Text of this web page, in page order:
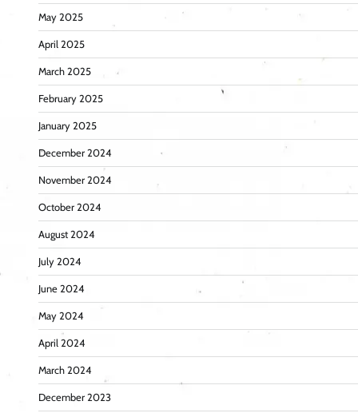
May 2025
April 2025
March 2025
February 2025
January 2025
December 2024
November 2024
October 2024
August 2024
July 2024
June 2024
May 2024
April 2024
March 2024
December 2023